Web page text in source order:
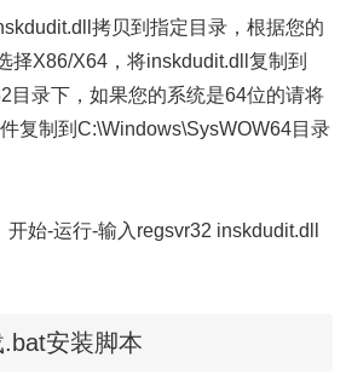
拷贝到指定目录，根据您的
择X86/X64，将inskdudit.dll复制到
目录下，如果您的系统是64位的请将
复制到C:\Windows\SysWOW64目录
始-运行-输入regsvr32 inskdudit.dll
安装脚本